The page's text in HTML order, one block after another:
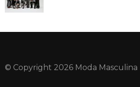
© Copyright 2026 Moda Masculina